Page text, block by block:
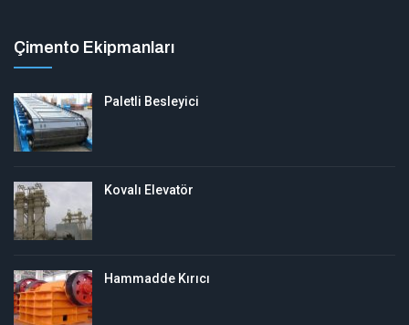
Çimento Ekipmanları
Paletli Besleyici
Kovalı Elevatör
Hammadde Kırıcı